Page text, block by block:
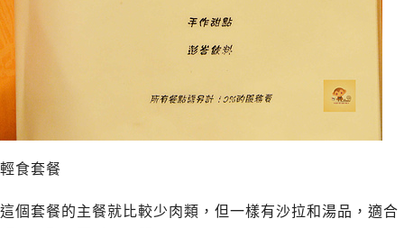
輕食套餐
這個套餐的主餐就比較少肉類，但一樣有沙拉和湯品，適合